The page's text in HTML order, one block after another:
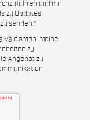
und mir
zu Updates,
senden.*
Valcismon, meine
zu
Angebot zu